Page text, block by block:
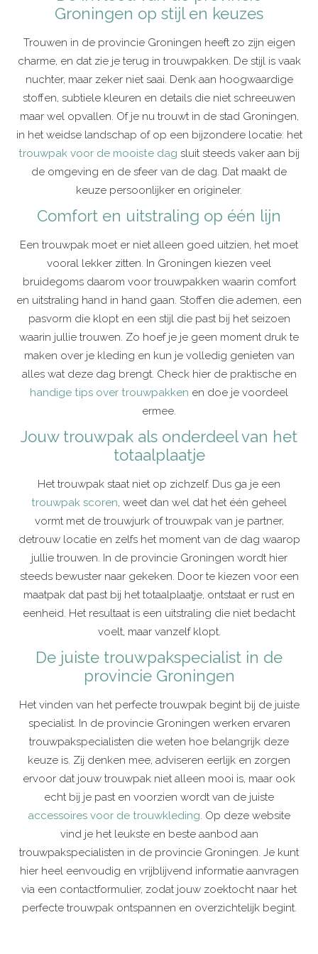
Groningen op stijl en keuzes
Trouwen in de provincie Groningen heeft zo zijn eigen
charme, en dat zie je terug in trouwpakken. De stijl is vaak
nuchter, maar zeker niet saai. Denk aan hoogwaardige
stoffen, subtiele kleuren en details die niet schreeuwen
maar wel opvallen. Of je nu trouwt in de stad Groningen,
in het weidse landschap of op een bijzondere locatie: het
trouwpak voor de mooiste dag sluit steeds vaker aan bij
de omgeving en de sfeer van de dag. Dat maakt de
keuze persoonlijker en origineler.
Comfort en uitstraling op één lijn
Een trouwpak moet er niet alleen goed uitzien, het moet
vooral lekker zitten. In Groningen kiezen veel
bruidegoms daarom voor trouwpakken waarin comfort
en uitstraling hand in hand gaan. Stoffen die ademen, een
pasvorm die klopt en een stijl die past bij het seizoen
waarin jullie trouwen. Zo hoef je je geen moment druk te
maken over je kleding en kun je volledig genieten van
alles wat deze dag brengt. Check hier de praktische en
handige tips over trouwpakken en doe je voordeel
ermee.
Jouw trouwpak als onderdeel van het
totaalplaatje
Het trouwpak staat niet op zichzelf. Dus ga je een
trouwpak scoren, weet dan wel dat het één geheel
vormt met de trouwjurk of trouwpak van je partner,
detrouw locatie en zelfs het moment van de dag waarop
jullie trouwen. In de provincie Groningen wordt hier
steeds bewuster naar gekeken. Door te kiezen voor een
maatpak dat past bij het totaalplaatje, ontstaat er rust en
eenheid. Het resultaat is een uitstraling die niet bedacht
voelt, maar vanzelf klopt.
De juiste trouwpakspecialist in de
provincie Groningen
Het vinden van het perfecte trouwpak begint bij de juiste
specialist. In de provincie Groningen werken ervaren
trouwpakspecialisten die weten hoe belangrijk deze
keuze is. Zij denken mee, adviseren eerlijk en zorgen
ervoor dat jouw trouwpak niet alleen mooi is, maar ook
echt bij je past en voorzien wordt van de juiste
accessoires voor de trouwkleding. Op deze website
vind je het leukste en beste aanbod aan
trouwpakspecialisten in de provincie Groningen. Je kunt
hier heel eenvoudig en vrijblijvend informatie aanvragen
via een contactformulier, zodat jouw zoektocht naar het
perfecte trouwpak ontspannen en overzichtelijk begint.